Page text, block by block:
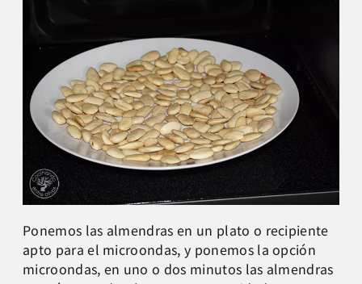
Ponemos las almendras en un plato o recipiente
apto para el microondas, y ponemos la opción
microondas, en uno o dos minutos las almendras